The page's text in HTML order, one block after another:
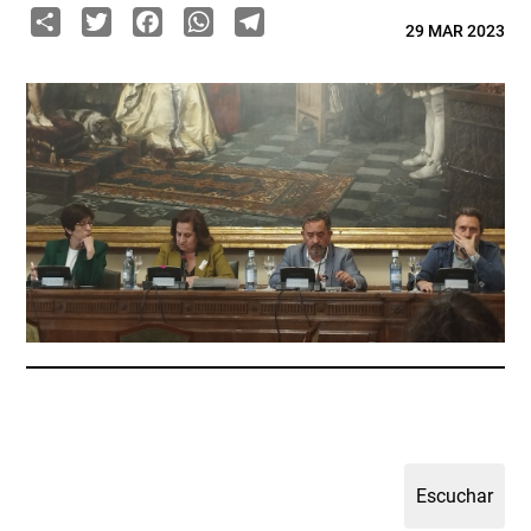
ShareTwitterFacebook
WhatsApp
Telegram29 MAR 2023